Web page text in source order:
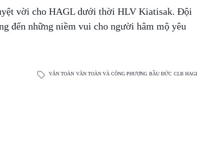
vời cho HAGL dưới thời HLV Kiatisak. Đội
đến những niềm vui cho người hâm mộ yêu
VĂN TOÀN VĂN TOÀN VÀ CÔNG PHƯỢNG BẦU ĐỨC CLB